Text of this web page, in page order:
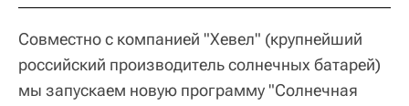
Совместно с компанией "Хевел" (крупнейший
российский производитель солнечных батарей)
мы запускаем новую программу "Солнечная